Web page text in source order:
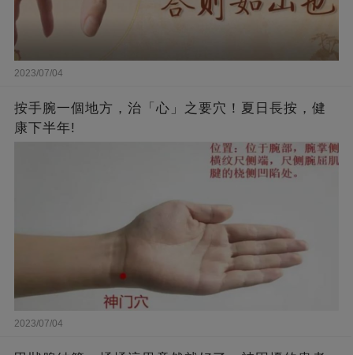
2023/07/04
按手腕一個地方，治「心」之要穴！夏日長按，健
康下半年!
2023/07/04